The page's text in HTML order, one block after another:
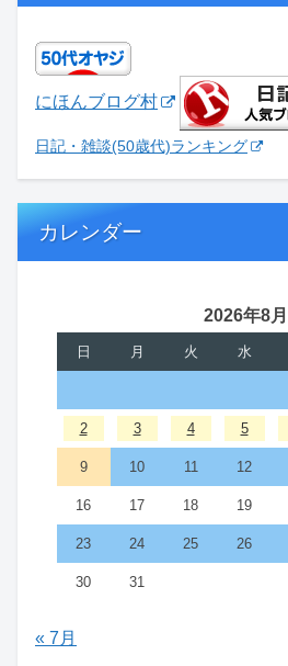
にほんブログ村
日記・雑談(50歳代)ランキング
カレンダー
2026年8月
日 月 火 水
2 3 4 5
9 10 11 12
16 17 18 19
23 24 25 26
30 31
« 7月